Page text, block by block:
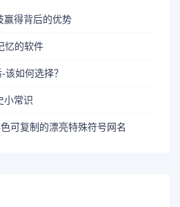
赢得背后的优势
忆的软件
如何选择？
小常识
可复制的漂亮特殊符号网名